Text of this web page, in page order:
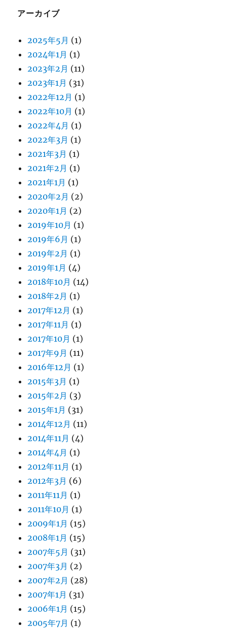
アーカイブ
2025年5月 (1)
2024年1月 (1)
2023年2月 (11)
2023年1月 (31)
2022年12月 (1)
2022年10月 (1)
2022年4月 (1)
2022年3月 (1)
2021年3月 (1)
2021年2月 (1)
2021年1月 (1)
2020年2月 (2)
2020年1月 (2)
2019年10月 (1)
2019年6月 (1)
2019年2月 (1)
2019年1月 (4)
2018年10月 (14)
2018年2月 (1)
2017年12月 (1)
2017年11月 (1)
2017年10月 (1)
2017年9月 (11)
2016年12月 (1)
2015年3月 (1)
2015年2月 (3)
2015年1月 (31)
2014年12月 (11)
2014年11月 (4)
2014年4月 (1)
2012年11月 (1)
2012年3月 (6)
2011年11月 (1)
2011年10月 (1)
2009年1月 (15)
2008年1月 (15)
2007年5月 (31)
2007年3月 (2)
2007年2月 (28)
2007年1月 (31)
2006年1月 (15)
2005年7月 (1)